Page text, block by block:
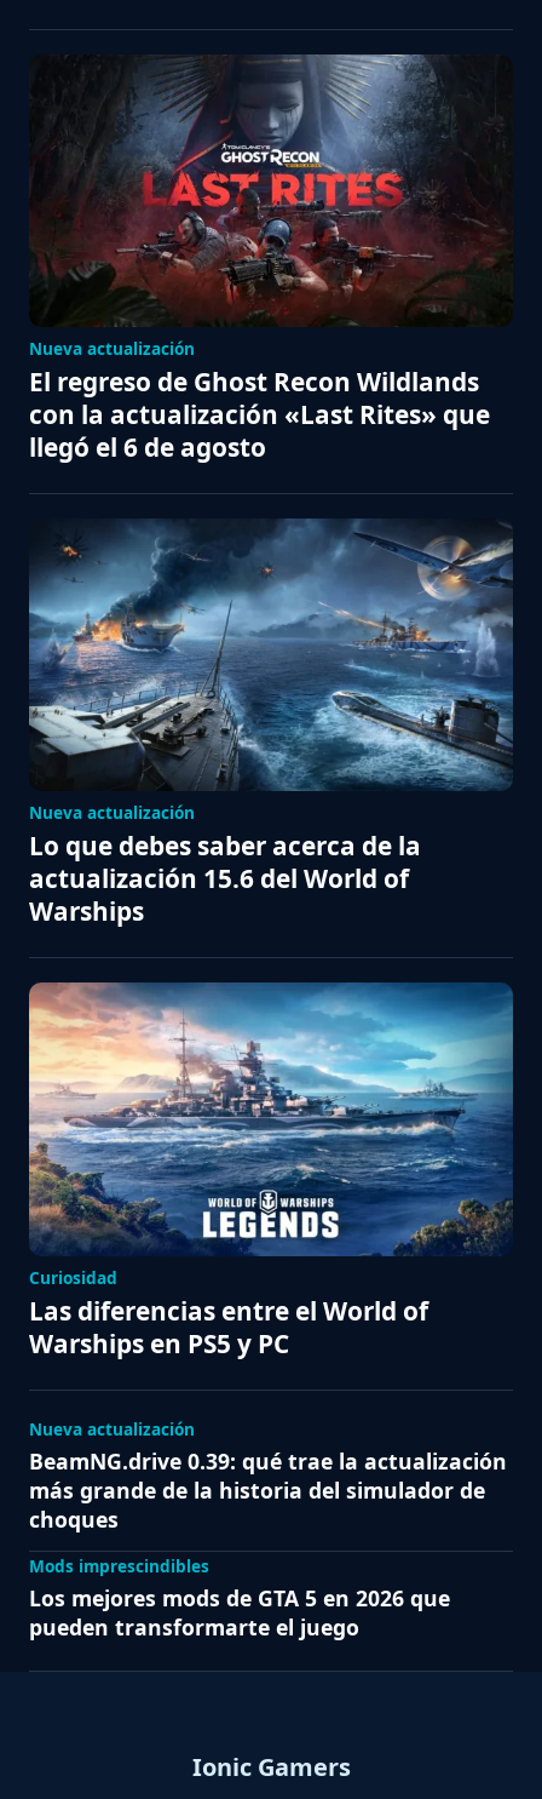
Nueva actualización
El regreso de Ghost Recon Wildlands
con la actualización «Last Rites» que
llegó el 6 de agosto
Nueva actualización
Lo que debes saber acerca de la
actualización 15.6 del World of
Warships
Curiosidad
Las diferencias entre el World of
Warships en PS5 y PC
Nueva actualización
BeamNG.drive 0.39: qué trae la actualización
más grande de la historia del simulador de
choques
Mods imprescindibles
Los mejores mods de GTA 5 en 2026 que
pueden transformarte el juego
Ionic Gamers